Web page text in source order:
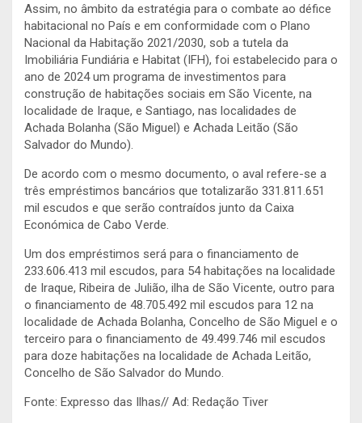
Assim, no âmbito da estratégia para o combate ao défice
habitacional no País e em conformidade com o Plano
Nacional da Habitação 2021/2030, sob a tutela da
Imobiliária Fundiária e Habitat (IFH), foi estabelecido para o
ano de 2024 um programa de investimentos para
construção de habitações sociais em São Vicente, na
localidade de Iraque, e Santiago, nas localidades de
Achada Bolanha (São Miguel) e Achada Leitão (São
Salvador do Mundo).
De acordo com o mesmo documento, o aval refere-se a
três empréstimos bancários que totalizarão 331.811.651
mil escudos e que serão contraídos junto da Caixa
Económica de Cabo Verde.
Um dos empréstimos será para o financiamento de
233.606.413 mil escudos, para 54 habitações na localidade
de Iraque, Ribeira de Julião, ilha de São Vicente, outro para
o financiamento de 48.705.492 mil escudos para 12 na
localidade de Achada Bolanha, Concelho de São Miguel e o
terceiro para o financiamento de 49.499.746 mil escudos
para doze habitações na localidade de Achada Leitão,
Concelho de São Salvador do Mundo.
Fonte: Expresso das Ilhas// Ad: Redação Tiver